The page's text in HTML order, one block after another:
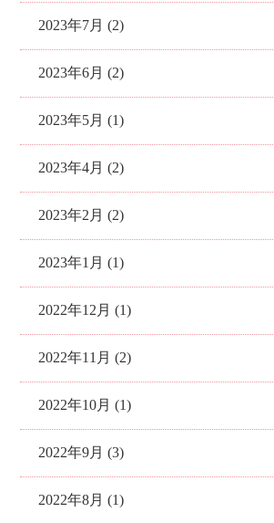
2023年7月 (2)
2023年6月 (2)
2023年5月 (1)
2023年4月 (2)
2023年2月 (2)
2023年1月 (1)
2022年12月 (1)
2022年11月 (2)
2022年10月 (1)
2022年9月 (3)
2022年8月 (1)